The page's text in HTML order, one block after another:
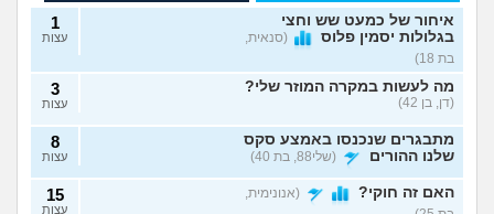
איחור של כמעט שש וחצי
בגלולות יסמין פלוס
(סנאית,
בת 18)
1
עצות
מה לעשות במקרה המוזר שלי?
(דן, בן 42)
3
עצות
מתבגרים שנכנסו באמצע סקס
שלנו ההורים
(שלי88, בת 40)
8
עצות
האם זה חוקי?
(אנונימית,
15
עצות